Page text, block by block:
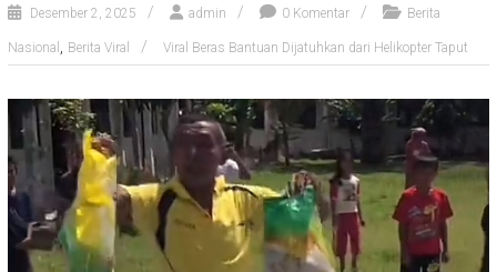
Desember 2, 2025 admin 0 Komentar Berita
Nasional , Berita Viral Viral Beras Bantuan Dijatuhkan dari Helikopter Taput